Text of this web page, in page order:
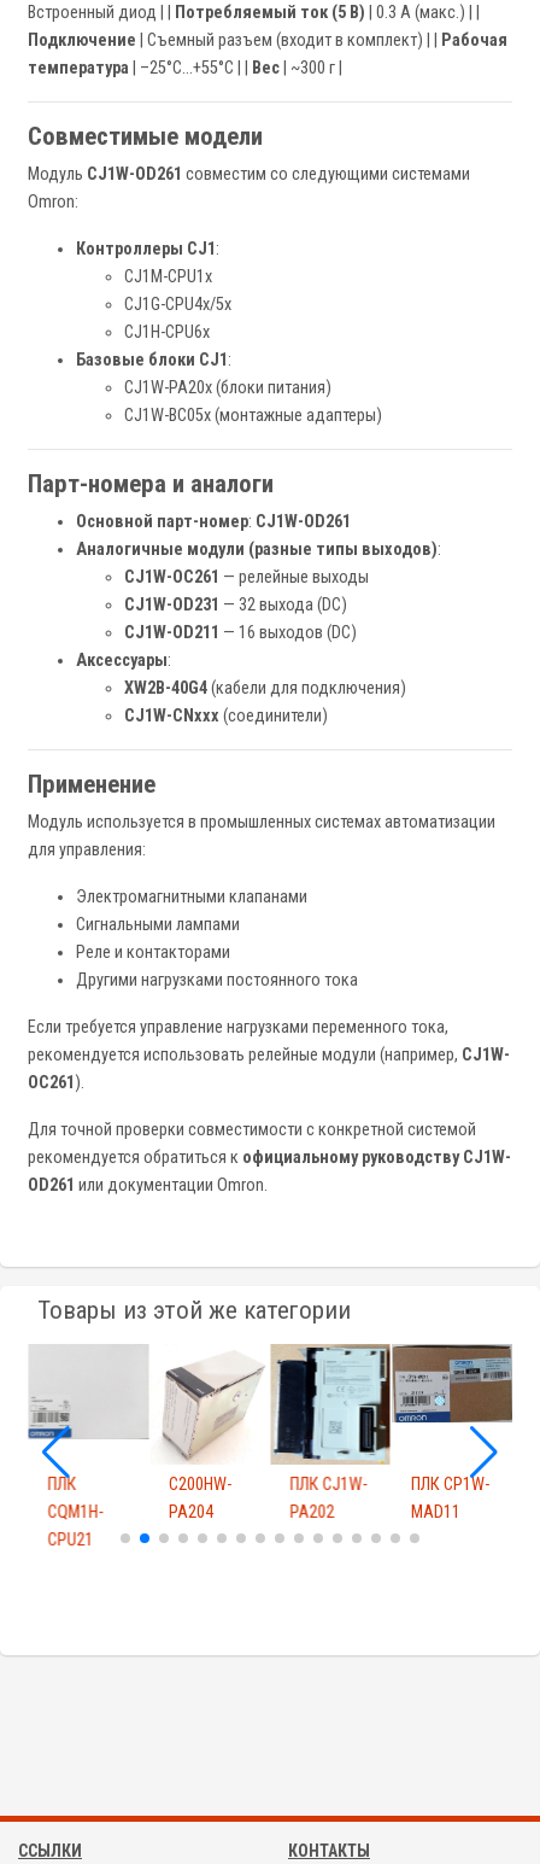
Встроенный диод | |
Потребляемый ток (5 В) | 0.3 А (макс.) | |
Подключение | Съемный разъем (входит в комплект) | |
Рабочая
температура | –25°C…+55°C | | Вес | ~300 г |
Совместимые модели
Модуль CJ1W-OD261 совместим со следующими системами
Omron:
Контроллеры CJ1 :
CJ1M-CPU1x
CJ1G-CPU4x/5x
CJ1H-CPU6x
Базовые блоки CJ1 :
CJ1W-PA20x (блоки питания)
CJ1W-BC05x (монтажные адаптеры)
Парт-номера и аналоги
Основной парт-номер: CJ1W-OD261
Аналогичные модули (разные типы выходов):
CJ1W-OC261 — релейные выходы
CJ1W-OD231 — 32 выхода (DC)
CJ1W-OD211 — 16 выходов (DC)
Аксессуары:
XW2B-40G4(кабели для подключения)
CJ1W-CNxxx (соединители)
Применение
Модуль используется в промышленных системах автоматизации
для управления:
Электромагнитными клапанами
Сигнальными лампами
Реле и контакторами
Другими нагрузками постоянного тока
Если требуется управление нагрузками переменного тока,
рекомендуется использовать релейные модули (например, CJ1W-
OC261 ).
Для точной проверки совместимости с конкретной системой
рекомендуется обратиться к официальному руководству CJ1W-
OD261 или документации Omron.
Товары из этой же категории
ПЛК
CQM1H-
CPU21
C200HW-
PA204
ПЛК CJ1W-
PA202
ПЛК CP1W-
MAD11
ССЫЛКИ КОНТАКТЫ